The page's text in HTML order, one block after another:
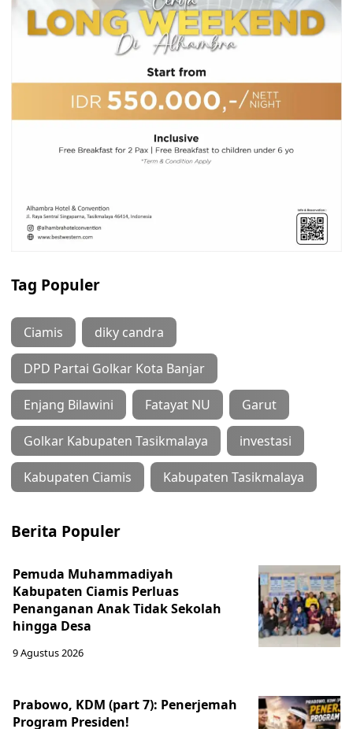
Tag Populer
Ciamis diky candra
DPD Partai Golkar Kota Banjar
Enjang Bilawini Fatayat NU Garut
Golkar Kabupaten Tasikmalaya investasi
Kabupaten Ciamis Kabupaten Tasikmalaya
Berita Populer
Pemuda Muhammadiyah
Kabupaten Ciamis Perluas
Penanganan Anak Tidak Sekolah
hingga Desa
9 Agustus 2026
Prabowo, KDM (part 7): Penerjemah
Program Presiden!